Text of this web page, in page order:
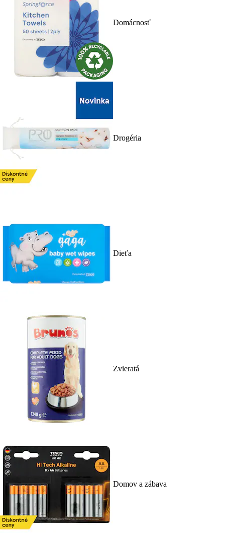
Domácnosť
Drogéria
Dieťa
Zvieratá
Domov a zábava